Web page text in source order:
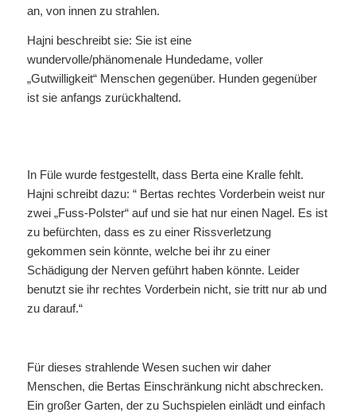
an, von innen zu strahlen.
Hajni beschreibt sie: Sie ist eine
wundervolle/phänomenale Hundedame, voller
„Gutwilligkeit“ Menschen gegenüber. Hunden gegenüber
ist sie anfangs zurückhaltend.
In Füle wurde festgestellt, dass Berta eine Kralle fehlt.
Hajni schreibt dazu: “ Bertas rechtes Vorderbein weist nur
zwei „Fuss-Polster“ auf und sie hat nur einen Nagel. Es ist
zu befürchten, dass es zu einer Rissverletzung
gekommen sein könnte, welche bei ihr zu einer
Schädigung der Nerven geführt haben könnte. Leider
benutzt sie ihr rechtes Vorderbein nicht, sie tritt nur ab und
zu darauf.“
Für dieses strahlende Wesen suchen wir daher
Menschen, die Bertas Einschränkung nicht abschrecken.
Ein großer Garten, der zu Suchspielen einlädt und einfach